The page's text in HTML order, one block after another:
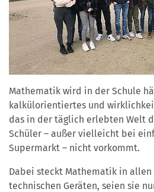
Mathematik wird in der Schule
kalkülorientiertes und
das in der täglich erlebten Welt
Schüler – außer vielleicht bei
Supermarkt – nicht vorkommt.
Dabei steckt Mathematik in allen
technischen Geräten, seien sie